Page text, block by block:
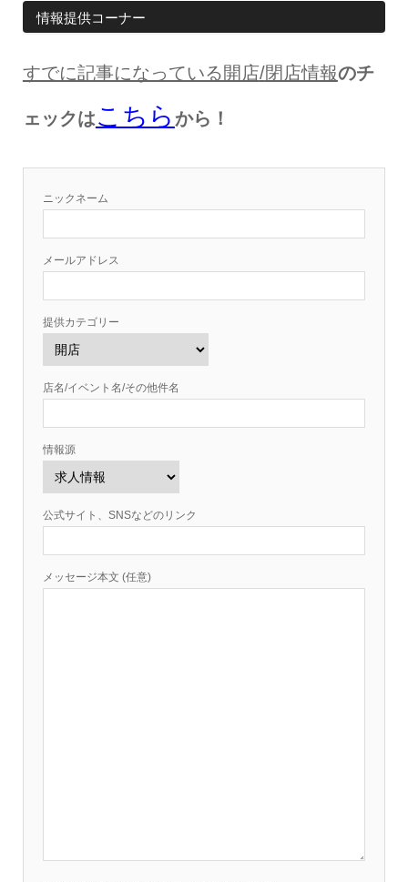
情報提供コーナー
すでに記事になっている開店/閉店情報のチ
ェックはこちら から！
ニックネーム
メールアドレス
提供カテゴリー
店名/イベント名/その他件名
情報源
公式サイト、SNSなどのリンク
メッセージ本文 (任意)